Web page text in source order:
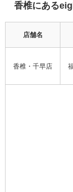
香椎にある
店舗名
香椎・千早店